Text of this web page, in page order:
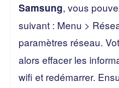
Samsung, vous
suivant : Menu >
paramètres réseau.
alors effacer les
wifi et redémarrer.